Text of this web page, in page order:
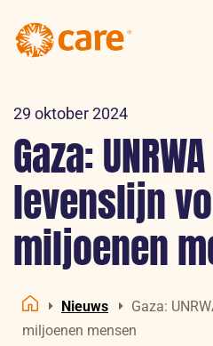
29 oktober 2024
Gaza:
levenslijn
miljoenen
Home
Nieuws
Gaza:
miljoenen mensen